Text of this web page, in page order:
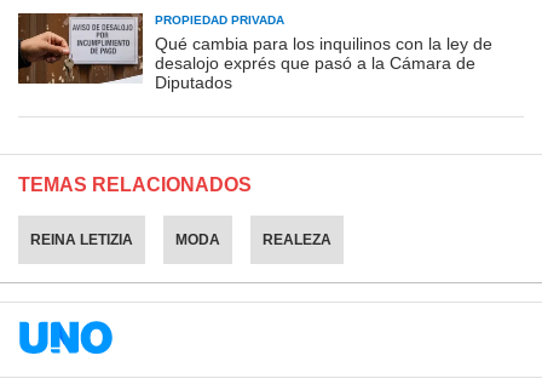
PROPIEDAD PRIVADA
Qué cambia para los inquilinos con la ley de
desalojo exprés que pasó a la Cámara de
Diputados
TEMAS RELACIONADOS
REINA LETIZIA MODA REALEZA